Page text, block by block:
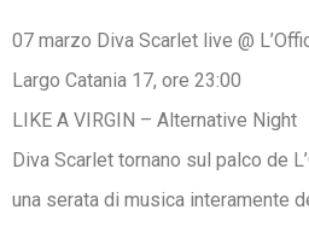
07 marzo Diva Scarlet live @
Largo Catania 17, ore 23:00
LIKE A VIRGIN – Alternative Night
Diva Scarlet tornano sul palco de
una serata di musica interamente